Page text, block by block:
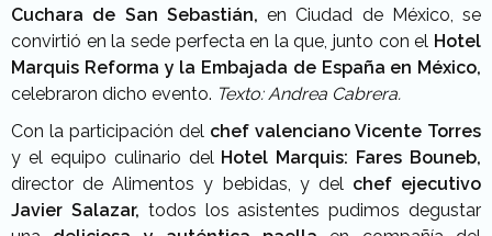
Cuchara de San Sebastián, en Ciudad de México, se
convirtió en la sede perfecta en la que, junto con el Hotel
Marquis Reforma y la Embajada de España en México,
celebraron dicho evento. Texto: Andrea Cabrera.
Con la participación del chef valenciano Vicente Torres
y el equipo culinario del Hotel Marquis: Fares Bouneb,
director de Alimentos y bebidas, y del chef ejecutivo
Javier Salazar, todos los asistentes pudimos degustar